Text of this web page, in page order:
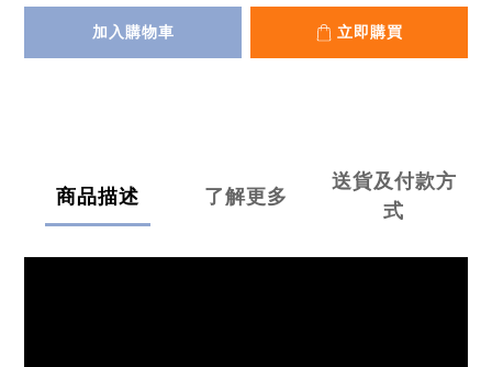
加入購物車 立即購買
商品描述 了解更多
送貨及付款方
式